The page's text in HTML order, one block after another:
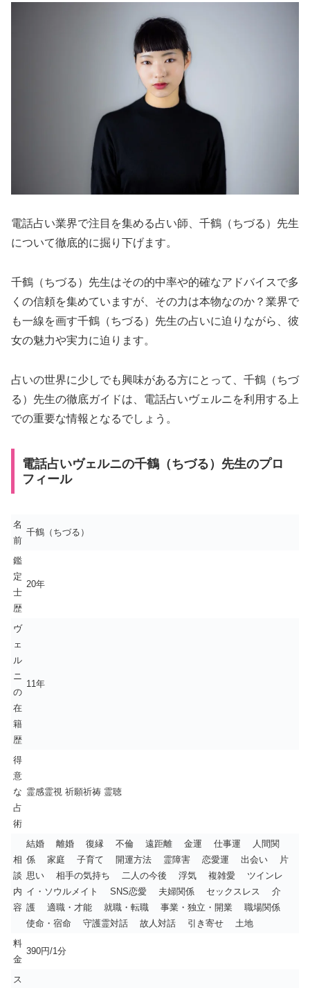
電話占い業界で注目を集める占い師、千鶴（ちづる）先生
について徹底的に掘り下げます。
千鶴（ちづる）先生はその的中率や的確なアドバイスで多
くの信頼を集めていますが、その力は本物なのか？業界で
も一線を画す千鶴（ちづる）先生の占いに迫りながら、彼
女の魅力や実力に迫ります。
占いの世界に少しでも興味がある方にとって、千鶴（ちづ
る）先生の徹底ガイドは、電話占いヴェルニを利用する上
での重要な情報となるでしょう。
電話占いヴェルニの千鶴（ちづる）先生のプロ
フィール
名
前
千鶴（ちづる）
鑑
定
士
歴
20年
ヴ
ェ
ル
ニ
の
在
籍
歴
11年
得
意
な
占
術
霊感霊視 祈願祈祷 霊聴
相
談
内
容
結婚 離婚 復縁 不倫 遠距離 金運 仕事運 人間関
係 家庭 子育て 開運方法 霊障害 恋愛運 出会い 片
思い 相手の気持ち 二人の今後 浮気 複雑愛 ツインレ
イ・ソウルメイト SNS恋愛 夫婦関係 セックスレス 介
護 適職・才能 就職・転職 事業・独立・開業 職場関係
使命・宿命 守護霊対話 故人対話 引き寄せ 土地
料
金
390円/1分
ス